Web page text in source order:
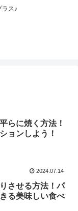
ラス♪
らに焼く方法！
ョンしよう！
2024.07.14
させる方法！パ
る美味しい食べ